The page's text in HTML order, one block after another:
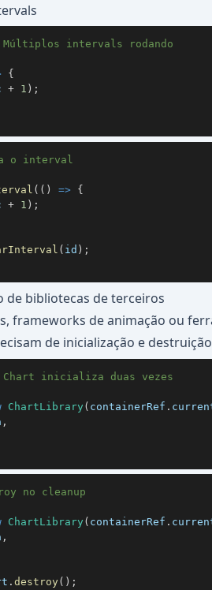
intervals rodando
{
+ 1 ) ;
o interval
( ( ) => {
+ 1 ) ;
( id ) ;
de bibliotecas de terceiros
frameworks de animação ou
de inicialização e
inicializa duas vezes
ChartLibrary ( containerRef .
,
no cleanup
ChartLibrary ( containerRef .
,
. destroy( ) ;